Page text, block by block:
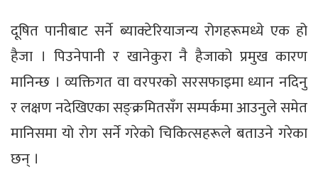
दूषित पानीबाट सर्ने ब्याक्टेरियाजन्य रोगहरूमध्ये एक हो
हैजा । पिउनेपानी र खानेकुरा नै हैजाको प्रमुख कारण
मानिन्छ । व्यक्तिगत वा वरपरको सरसफाइमा ध्यान नदिनु
र लक्षण नदेखिएका सङ्क्रमितसँग सम्पर्कमा आउनुले समेत
मानिसमा यो रोग सर्ने गरेको चिकित्सहरूले बताउने गरेका
छन् ।